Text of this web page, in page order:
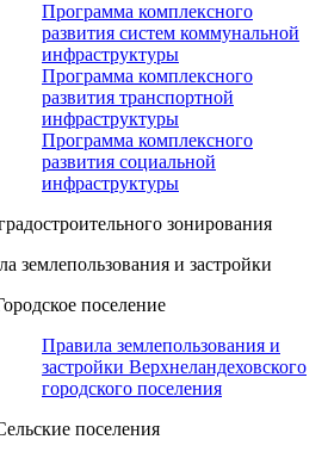
Программа комплексного
развития систем коммунальной
инфраструктуры
Программа комплексного
развития транспортной
инфраструктуры
Программа комплексного
развития социальной
инфраструктуры
зонирования
землепользования и застройки
поселение
Правила землепользования и
застройки Верхнеландеховского
городского поселения
поселения